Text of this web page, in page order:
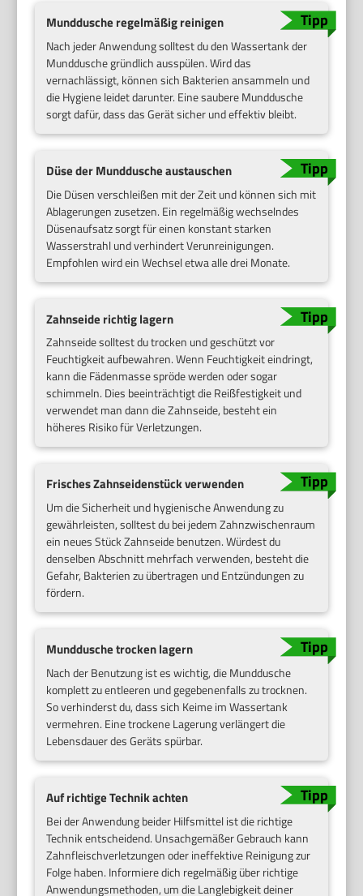
Munddusche regelmäßig reinigen
Nach jeder Anwendung solltest du den Wassertank der
Munddusche gründlich ausspülen. Wird das
vernachlässigt, können sich Bakterien ansammeln und
die Hygiene leidet darunter. Eine saubere Munddusche
sorgt dafür, dass das Gerät sicher und effektiv bleibt.
Düse der Munddusche austauschen
Die Düsen verschleißen mit der Zeit und können sich mit
Ablagerungen zusetzen. Ein regelmäßig wechselndes
Düsenaufsatz sorgt für einen konstant starken
Wasserstrahl und verhindert Verunreinigungen.
Empfohlen wird ein Wechsel etwa alle drei Monate.
Zahnseide richtig lagern
Zahnseide solltest du trocken und geschützt vor
Feuchtigkeit aufbewahren. Wenn Feuchtigkeit eindringt,
kann die Fädenmasse spröde werden oder sogar
schimmeln. Dies beeinträchtigt die Reißfestigkeit und
verwendet man dann die Zahnseide, besteht ein
höheres Risiko für Verletzungen.
Frisches Zahnseidenstück verwenden
Um die Sicherheit und hygienische Anwendung zu
gewährleisten, solltest du bei jedem Zahnzwischenraum
ein neues Stück Zahnseide benutzen. Würdest du
denselben Abschnitt mehrfach verwenden, besteht die
Gefahr, Bakterien zu übertragen und Entzündungen zu
fördern.
Munddusche trocken lagern
Nach der Benutzung ist es wichtig, die Munddusche
komplett zu entleeren und gegebenenfalls zu trocknen.
So verhinderst du, dass sich Keime im Wassertank
vermehren. Eine trockene Lagerung verlängert die
Lebensdauer des Geräts spürbar.
Auf richtige Technik achten
Bei der Anwendung beider Hilfsmittel ist die richtige
Technik entscheidend. Unsachgemäßer Gebrauch kann
Zahnfleischverletzungen oder ineffektive Reinigung zur
Folge haben. Informiere dich regelmäßig über richtige
Anwendungsmethoden, um die Langlebigkeit deiner